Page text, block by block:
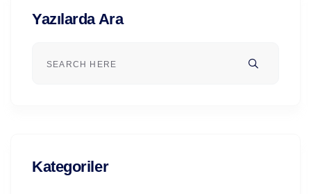
Yazılarda Ara
Kategoriler